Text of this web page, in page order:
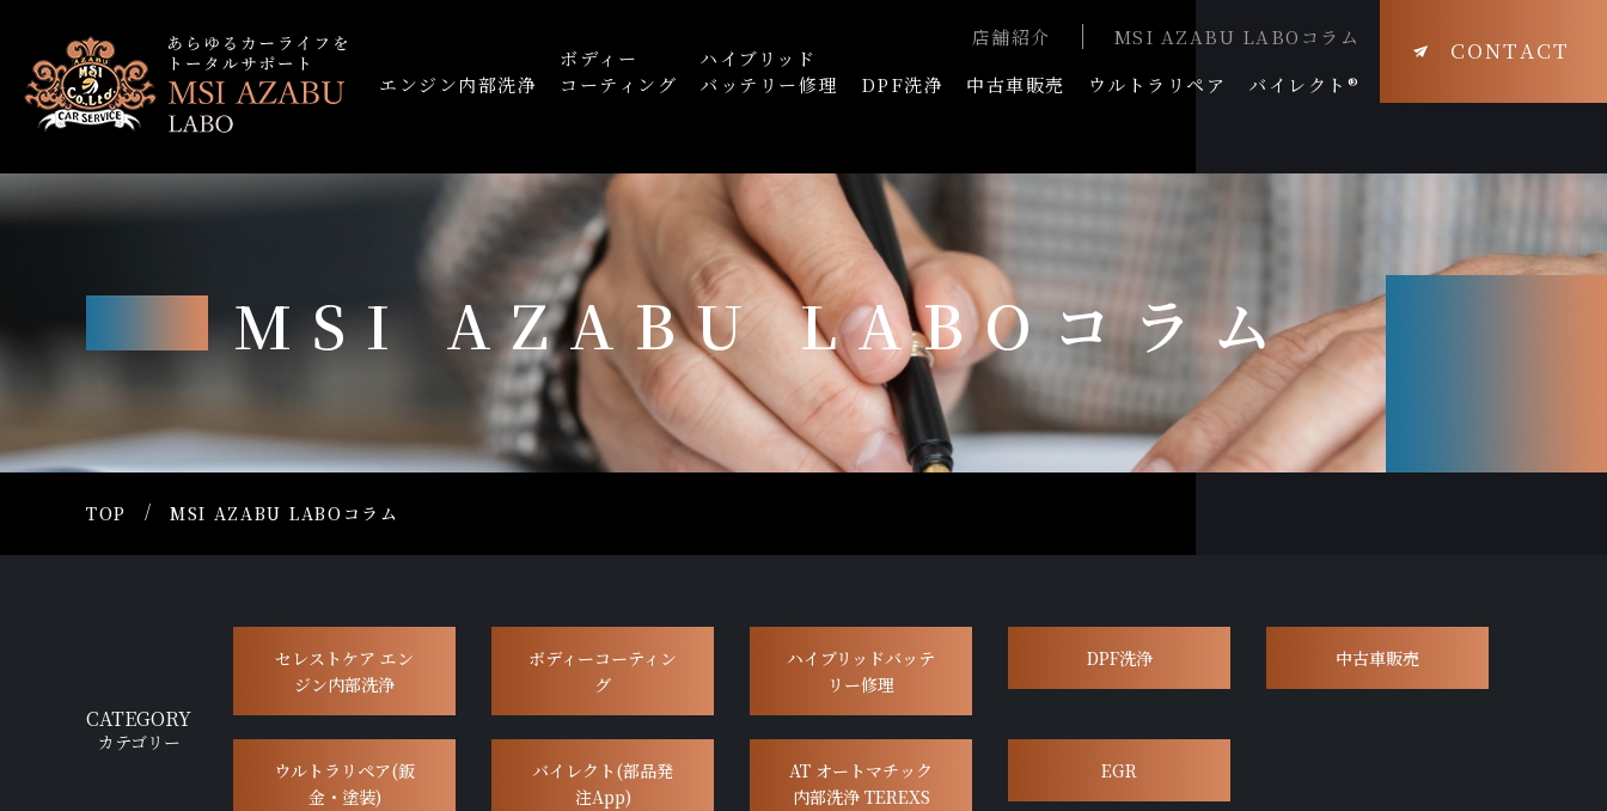
店舗紹介
MSI AZABU LABOコラム
エンジン内部洗浄
ボディー
コーティング
ハイブリッド
バッテリー修理
DPF洗浄 中古車販売 ウルトラリペア バイレクト®
CONTACT
MSI AZABU LABOコラム
TOP MSI AZABU LABOコラム
CATEGORY
カテゴリー
セレストケア エン
ジン内部洗浄
ボディーコーティン
グ
ハイブリッドバッテ
リー修理
DPF洗浄 中古車販売
ウルトラリペア(鈑
金・塗装)
バイレクト(部品発
注App)
AT オートマチック
内部洗浄 TEREXS
EGR